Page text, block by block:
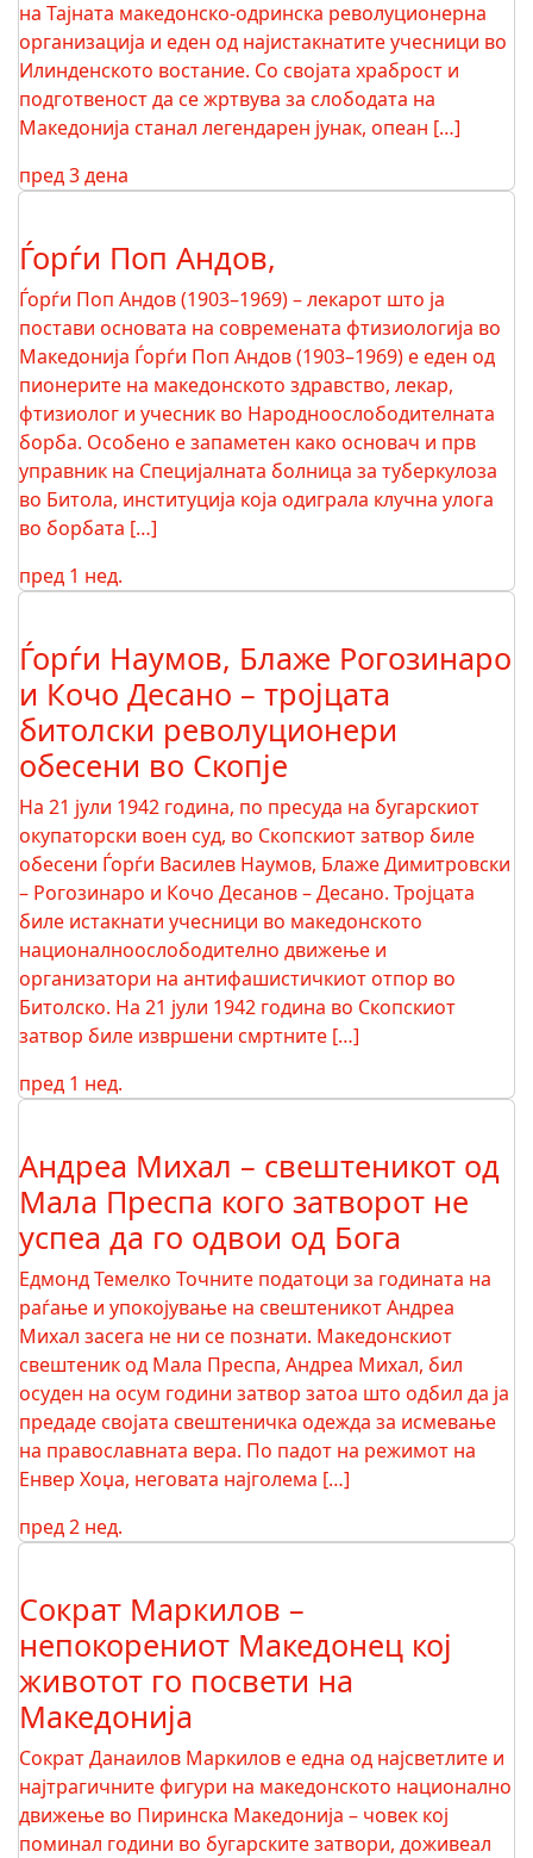
на Тајната македонско-одринска револуционерна
организација и еден од најистакнатите учесници во
Илинденското востание. Со својата храброст и
подготвеност да се жртвува за слободата на
Македонија станал легендарен јунак, опеан […]
пред 3 дена
Ѓорѓи Поп Андов,
Ѓорѓи Поп Андов (1903–1969) – лекарот што ја
постави основата на современата фтизиологија во
Македонија Ѓорѓи Поп Андов (1903–1969) е еден од
пионерите на македонското здравство, лекар,
фтизиолог и учесник во Народноослободителната
борба. Особено е запаметен како основач и прв
управник на Специјалната болница за туберкулоза
во Битола, институција која одиграла клучна улога
во борбата […]
пред 1 нед.
Ѓорѓи Наумов, Блаже Рогозинаро
и Кочо Десано – тројцата
битолски револуционери
обесени во Скопје
На 21 јули 1942 година, по пресуда на бугарскиот
окупаторски воен суд, во Скопскиот затвор биле
обесени Ѓорѓи Василев Наумов, Блаже Димитровски
– Рогозинаро и Кочо Десанов – Десано. Тројцата
биле истакнати учесници во македонското
националноослободително движење и
организатори на антифашистичкиот отпор во
Битолско. На 21 јули 1942 година во Скопскиот
затвор биле извршени смртните […]
пред 1 нед.
Андреа Михал – свештеникот од
Мала Преспа кого затворот не
успеа да го одвои од Бога
Едмонд Темелко Точните податоци за годината на
раѓање и упокојување на свештеникот Андреа
Михал засега не ни се познати. Македонскиот
свештеник од Мала Преспа, Андреа Михал, бил
осуден на осум години затвор затоа што одбил да ја
предаде својата свештеничка одежда за исмевање
на православната вера. По падот на режимот на
Енвер Хоџа, неговата најголема […]
пред 2 нед.
Сократ Маркилов –
непокорениот Македонец кој
животот го посвети на
Македонија
Сократ Данаилов Маркилов е една од најсветлите и
најтрагичните фигури на македонското национално
движење во Пиринска Македонија – човек кој
поминал години во бугарските затвори, доживеал